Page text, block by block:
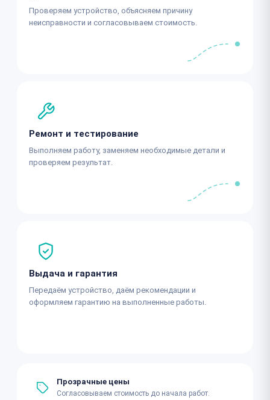
Проверяем устройство, объясняем причину
неисправности и согласовываем стоимость.
Ремонт и тестирование
Выполняем работу, заменяем необходимые детали и
проверяем результат.
Выдача и гарантия
Передаём устройство, даём рекомендации и
оформляем гарантию на выполненные работы.
Прозрачные цены
Согласовываем стоимость до начала работ.